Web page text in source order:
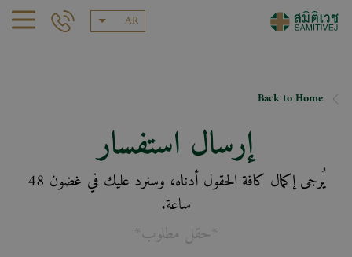
AR
Back to Home
إرسال استفسار
يُرجى إكمال كافة الحقول أدناه، وسنرد عليك في غضون 48
ساعة.
*حقل مطلوب*